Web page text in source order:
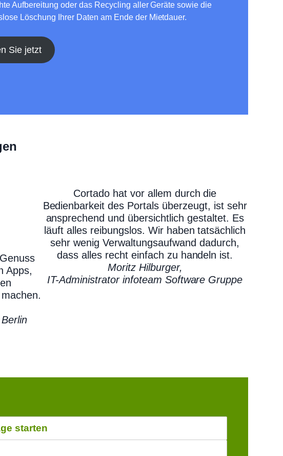
Aufbereitung oder das Recycling aller Geräte sowie die
Löschung Ihrer Daten am Ende der Mietdauer.
Sie jetzt
Apps,
Cortado hat vor allem durch die
Bedienbarkeit des Portals überzeugt, ist sehr
ansprechend und übersichtlich gestaltet. Es
läuft alles reibungslos. Wir haben tatsächlich
sehr wenig Verwaltungsaufwand dadurch,
dass alles recht einfach zu handeln ist.
Moritz Hilburger,
IT-Administrator infoteam Software Gruppe
starten